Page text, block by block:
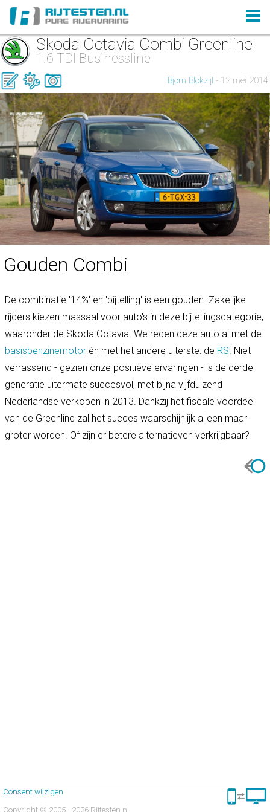
Skoda Octavia Combi Greenline
1.6 TDI Businessline
Bjorn Blokzijl - 12 mei 2014
Gouden Combi
De combinatie '14%' en 'bijtelling' is een gouden. Zakelijke
rijders kiezen massaal voor auto's in deze bijtellingscategorie,
waaronder de Skoda Octavia. We reden deze auto al met de
basisbenzinemotor én met het andere uiterste: de RS. Niet
verrassend - gezien onze positieve ervaringen - is de derde
generatie uitermate succesvol, met bijna vijfduizend
Nederlandse verkopen in 2013. Dankzij het fiscale voordeel
van de Greenline zal het succes waarschijnlijk alleen maar
groter worden. Of zijn er betere alternatieven verkrijgbaar?
Consent wijzigen
Copyright © 2005 - 2026 Rijtesten.nl